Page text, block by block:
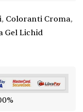
, Coloranti Croma,
Gel Lichid